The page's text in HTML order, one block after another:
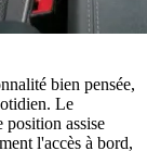
bien pensée,
Le
position assise
l'accès à bord,